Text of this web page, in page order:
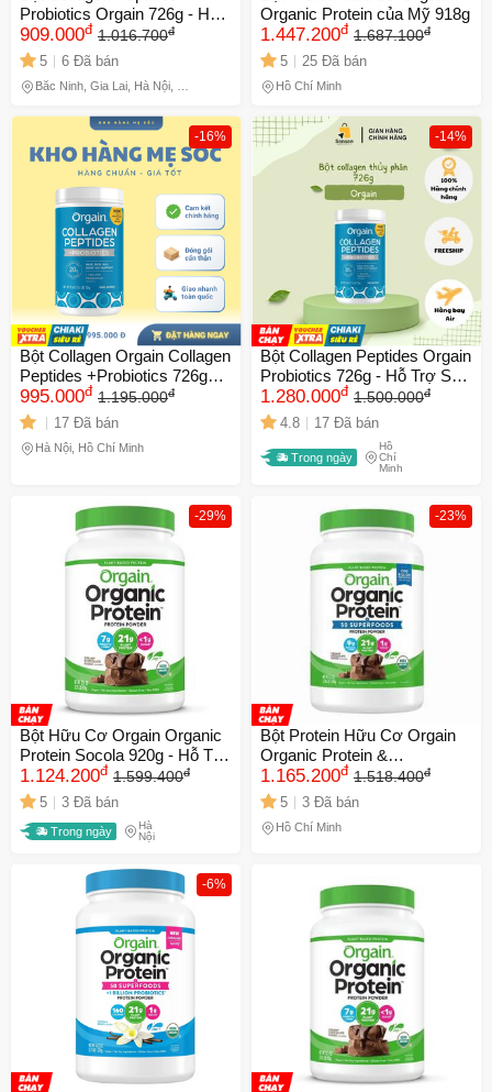
Probiotics Orgain 726g - Hỗ
Trợ Sức Khỏe Da và Tiêu
Hóa Từ Mỹ, Sản Phẩm Thiên
Nhiên, Không Đường
909.000đ 1.016.700đ
5 6 Đã bán
Bắc Ninh, Gia Lai, Hà Nội, Hồ
Organic Protein của Mỹ 918g
1.447.200đ 1.687.100đ
5 25 Đã bán
Hồ Chí Minh
-16%
Bột Collagen Orgain Collagen
Peptides +Probiotics 726g
Mỹ (Không mùi vị) - MẸ SÓC
995.000đ 1.195.000đ
17 Đã bán
Hà Nội, Hồ Chí Minh
-14%
Bột Collagen Peptides Orgain
Probiotics 726g - Hỗ Trợ Sức
Khỏe Da Tóc Móng, Không
Hương Vị, Dễ Dàng Kết Hợp
Với Thức Ăn
1.280.000đ 1.500.000đ
4.8 17 Đã bán
Trong ngày
Hồ
Chí
Minh
-29%
Bột Hữu Cơ Orgain Organic
Protein Socola 920g - Hỗ Trợ
Tăng Cân Cho Người Gầy
Yếu, Dinh Dưỡng Chất
Lượng USA
1.124.200đ 1.599.400đ
5 3 Đã bán
Trong ngày
Hà
Nội
-23%
Bột Protein Hữu Cơ Orgain
Organic Protein &
Superfoods Hương Socola -
21g Protein Thực Vật Từ Đậu
& Hạt, Dinh Dưỡng Sạch
Cho Sức Khỏe
1.165.200đ 1.518.400đ
5 3 Đã bán
Hồ Chí Minh
-6%